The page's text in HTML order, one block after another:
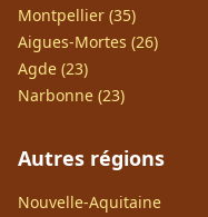
Montpellier (35)
Aigues-Mortes (26)
Agde (23)
Narbonne (23)
Autres régions
Nouvelle-Aquitaine